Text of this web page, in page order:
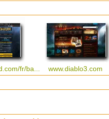
fr/ba... www.diablo3.com